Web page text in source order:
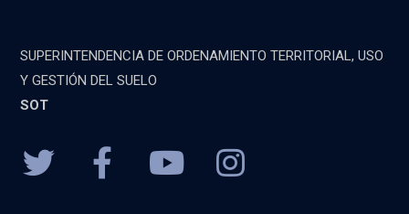
SUPERINTENDENCIA DE ORDENAMIENTO TERRITORIAL, USO
Y GESTIÓN DEL SUELO
SOT